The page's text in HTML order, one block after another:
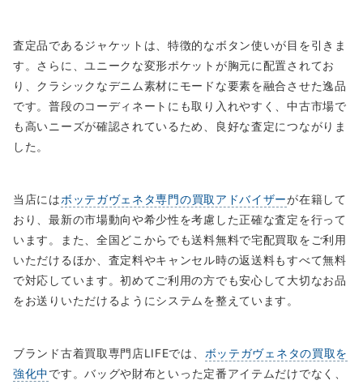
査定品であるジャケットは、特徴的なボタン使いが目を引きま
す。さらに、ユニークな変形ポケットが胸元に配置されてお
り、クラシックなデニム素材にモードな要素を融合させた逸品
です。普段のコーディネートにも取り入れやすく、中古市場で
も高いニーズが確認されているため、良好な査定につながりま
した。
当店にはボッテガヴェネタ専門の買取アドバイザーが在籍して
おり、最新の市場動向や希少性を考慮した正確な査定を行って
います。また、全国どこからでも送料無料で宅配買取をご利用
いただけるほか、査定料やキャンセル時の返送料もすべて無料
で対応しています。初めてご利用の方でも安心して大切なお品
をお送りいただけるようにシステムを整えています。
ブランド古着買取専門店LIFEでは、 ボッテガヴェネタの買取を
強化中です。バッグや財布といった定番アイテムだけでなく、